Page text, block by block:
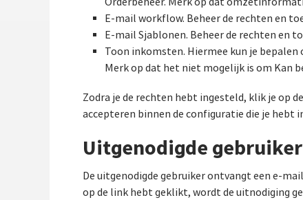
E-mail workflow. Beheer de rechten en
E-mail Sjablonen. Beheer de rechten en
Toon inkomsten. Hiermee kun je
Merk op dat het niet mogelijk is om Kan
Zodra je de rechten hebt ingesteld, klik je op
accepteren binnen de configuratie die je hebt
Uitgenodigde gebruiker
De uitgenodigde gebruiker ontvangt een e-
op de link hebt geklikt, wordt de uitnodiging